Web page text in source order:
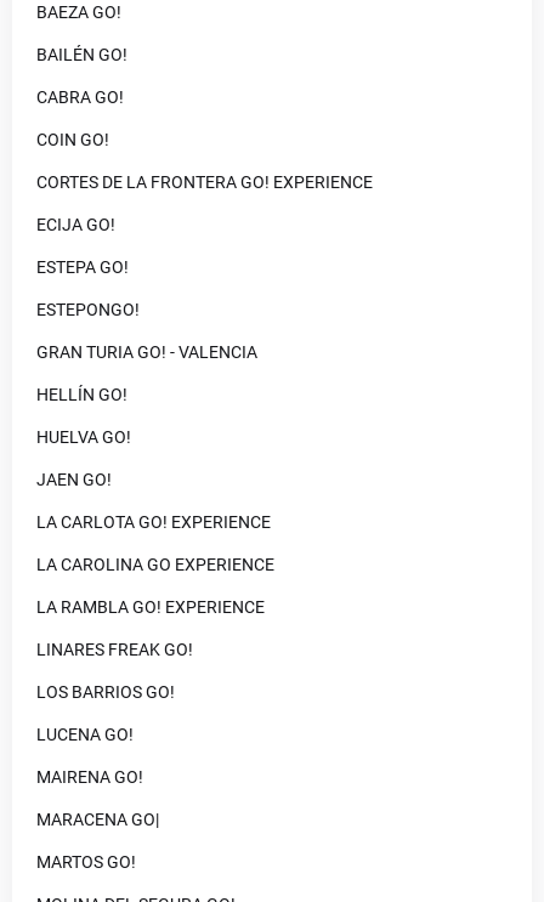
BAEZA GO!
BAILÉN GO!
CABRA GO!
COIN GO!
CORTES DE LA FRONTERA GO! EXPERIENCE
ECIJA GO!
ESTEPA GO!
ESTEPONGO!
GRAN TURIA GO! - VALENCIA
HELLÍN GO!
HUELVA GO!
JAEN GO!
LA CARLOTA GO! EXPERIENCE
LA CAROLINA GO EXPERIENCE
LA RAMBLA GO! EXPERIENCE
LINARES FREAK GO!
LOS BARRIOS GO!
LUCENA GO!
MAIRENA GO!
MARACENA GO|
MARTOS GO!